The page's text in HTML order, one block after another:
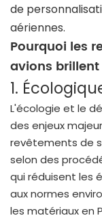
de
aériennes.
Pourquoi les
avions brillent
1.
L'écologie et le
des enjeux
revêtements de
selon des
qui réduisent les
aux normes
les matériaux en